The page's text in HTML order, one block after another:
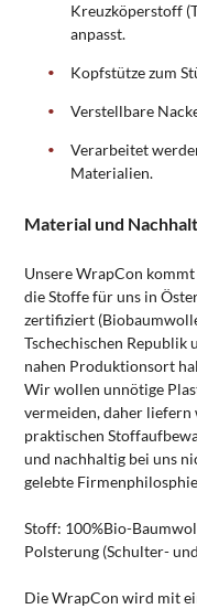
Kreuzköperstoff
anpasst.
Kopfstütze zum
Verstellbare
Verarbeitet
Materialien.
Material und
Unsere WrapCon
die Stoffe für uns in
zertifiziert
Tschechischen Republik
nahen Produktionsort
Wir wollen unnötige
vermeiden, daher
praktischen
und nachhaltig bei uns
gelebte
Stoff: 100%Bio-
Polsterung (Schulter-
Die WrapCon wird mit